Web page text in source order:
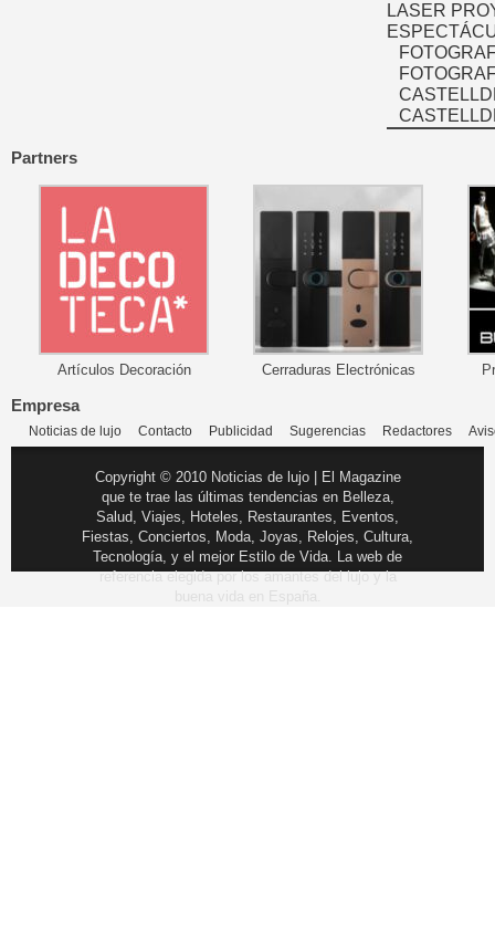
LASER
Partners
Artículos Decoración Cerraduras Electrónicas
Empresa
Noticias de lujo Contacto Publicidad Sugerencias Redactores
Copyright © 2010 Noticias de lujo | El Magazine
que te trae las últimas tendencias en Belleza,
Salud, Viajes, Hoteles, Restaurantes, Eventos,
Fiestas, Conciertos, Moda, Joyas, Relojes, Cultura,
Tecnología, y el mejor Estilo de Vida. La web de
referencia elegida por los amantes del lujo y la